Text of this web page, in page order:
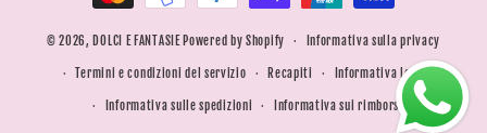
pagamento
© 2026, DOLCI E FANTASIE Powered by Shopify Informativa sulla privacy
Termini e condizioni del servizio Recapiti Informativa legale
Informativa sulle spedizioni Informativa sui rimborsi